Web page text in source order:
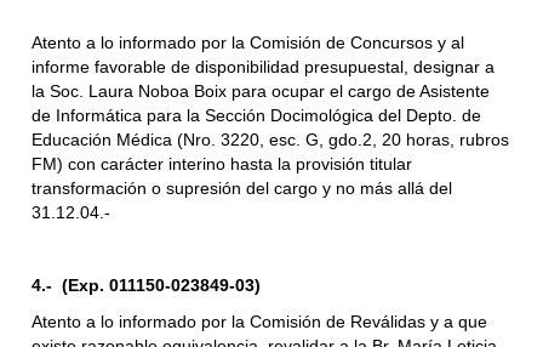
Atento a lo informado por la Comisión de Concursos y al
informe favorable de disponibilidad presupuestal, designar a
la Soc. Laura Noboa Boix para ocupar el cargo de Asistente
de Informática para la Sección Docimológica del Depto. de
Educación Médica (Nro. 3220, esc. G, gdo.2, 20 horas, rubros
FM) con carácter interino hasta la provisión titular
transformación o supresión del cargo y no más allá del
31.12.04.-
4.- (Exp. 011150-023849-03)
Atento a lo informado por la Comisión de Reválidas y a que